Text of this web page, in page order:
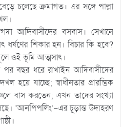
চলেছে ক্রমাগত। এর সঙ্গে পাল্লা
আদিবাসীদের বসবাস। সেখানে
ধর্ষণের শিকার হন। বিচার কি হবে?
ওই ভূমি আত্মসাৎ।
বছর ধরে রাখাইন আদিবাসীদের
হয়ে যাচ্ছে; স্বাধীনতার প্রারম্ভিক
বাস করতেন; এখন তাদের সংখ্যা
‘আনপিপলিং’-এর চূড়ান্ত উদাহরণ